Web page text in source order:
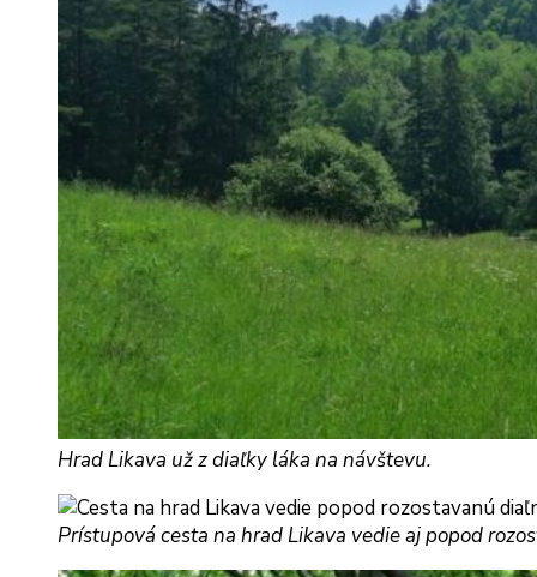
Hrad Likava už z diaľky láka na návštevu.
Prístupová cesta na hrad Likava vedie aj popod